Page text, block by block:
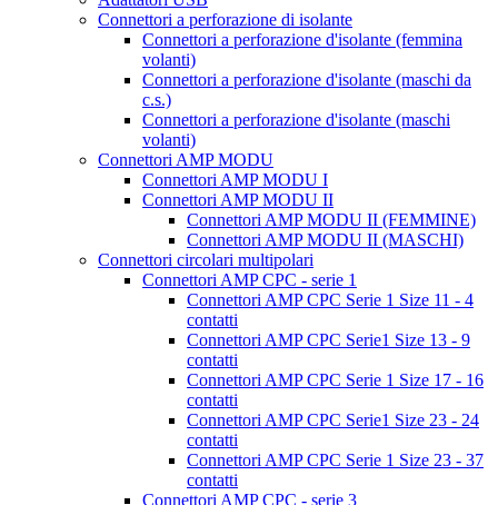
Connettori a perforazione di isolante
Connettori a perforazione d'isolante (femmina
volanti)
Connettori a perforazione d'isolante (maschi da
c.s.)
Connettori a perforazione d'isolante (maschi
volanti)
Connettori AMP MODU
Connettori AMP MODU I
Connettori AMP MODU II
Connettori AMP MODU II (FEMMINE)
Connettori AMP MODU II (MASCHI)
Connettori circolari multipolari
Connettori AMP CPC - serie 1
Connettori AMP CPC Serie 1 Size 11 - 4
contatti
Connettori AMP CPC Serie1 Size 13 - 9
contatti
Connettori AMP CPC Serie 1 Size 17 - 16
contatti
Connettori AMP CPC Serie1 Size 23 - 24
contatti
Connettori AMP CPC Serie 1 Size 23 - 37
contatti
Connettori AMP CPC - serie 3